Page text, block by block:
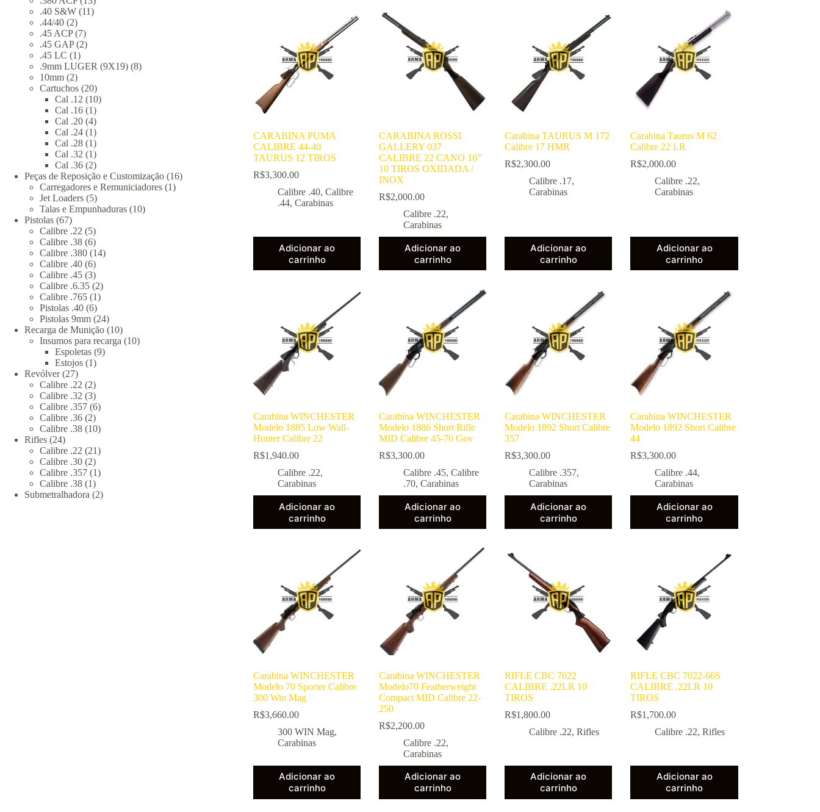
CARABINA PUMA
CALIBRE 44-40
TAURUS 12 TIROS
R$3,300.00
Calibre .40, Calibre
.44, Carabinas
Adicionar ao
carrinho
CARABINA ROSSI
GALLERY 037
CALIBRE 22 CANO 16”
10 TIROS OXIDADA /
INOX
R$2,000.00
Calibre .22,
Carabinas
Adicionar ao
carrinho
Carabina TAURUS M 172
Calibre 17 HMR
R$2,300.00
Calibre .17,
Carabinas
Adicionar ao
carrinho
Carabina Taurus M 62
Calibre 22 LR
R$2,000.00
Calibre .22,
Carabinas
Adicionar ao
carrinho
Carabina WINCHESTER
Modelo 1885 Low Wall-
Hunter Calibre 22
R$1,940.00
Calibre .22,
Carabinas
Adicionar ao
carrinho
Carabina WINCHESTER
Modelo 1886 Short Rifle
MID Calibre 45-70 Gov
R$3,300.00
Calibre .45,Calibre
.70,Carabinas
Adicionar ao
carrinho
Carabina WINCHESTER
Modelo 1892 Short Calibre
357
R$3,300.00
Calibre .357,
Carabinas
Adicionar ao
carrinho
Carabina WINCHESTER
Modelo 1892 Short Calibre
44
R$3,300.00
Calibre .44,
Carabinas
Adicionar ao
carrinho
Carabina WINCHESTER
Modelo 70 Sporter Calibre
300 Win Mag
R$3,660.00
300 WIN Mag,
Carabinas
Adicionar ao
carrinho
Carabina WINCHESTER
Modelo70 Featherweight
Compact MID Calibre 22-
250
R$2,200.00
Calibre .22,
Carabinas
Adicionar ao
carrinho
RIFLE CBC 7022
CALIBRE .22LR 10
TIROS
R$1,800.00
Calibre .22,Rifles
Adicionar ao
carrinho
RIFLE CBC 7022-66S
CALIBRE .22LR 10
TIROS
R$1,700.00
Calibre .22,Rifles
Adicionar ao
carrinho
produtos
.40 S&W 1111
.44/40 22
produtos
.45 ACP 77
produtos
.45 GAP 22
.45 LC 11
produto
.9mm LUGER (9X19) 88
10mm 22
produtos
Cartuchos 2020
produtos
Cal .12 1010
Cal .16 11
produto
Cal .20 44
produtos
Cal .24 11
produto
Cal .28 11
produto
Cal .32 11
produto
Cal .36 22
produtos
Peças de Reposição e Customização 1616
Carregadores e Remuniciadores 11
Jet Loaders 55
produtos
Talas e Empunhaduras 1010
Pistolas 6767
produtos
Calibre .22 55
produtos
Calibre .38 66
produtos
Calibre .380 1414
Calibre .40 66
produtos
Calibre .45 33
produtos
Calibre .6.35 22
produtos
Calibre .765 11
Pistolas .40 66
produtos
Pistolas 9mm 2424
produtos
Recarga de Munição 1010
produtos
Insumos para recarga 1010
Espoletas 99
Estojos 11
Revólver 2727
produtos
Calibre .22 22
produtos
Calibre .32 33
produtos
Calibre .357 66
Calibre .36 22
produtos
Calibre .38 1010
Rifles 2424
produtos
Calibre .22 2121
Calibre .30 22
produtos
Calibre .357 11
Calibre .38 11
produto
Submetralhadora 22